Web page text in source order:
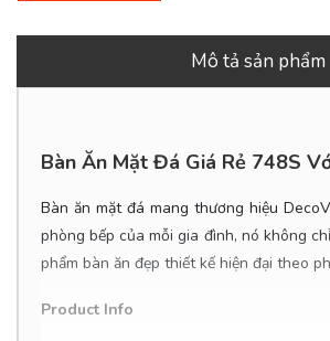
Mô tả sản phẩm
Bàn Ăn Mặt Đá Giá Rẻ 748S
Bàn ăn mặt đá mang thương hiệu
phòng bếp của mỗi gia đình, nó không
phẩm bàn ăn đẹp thiết kế hiện đại theo
Product Info